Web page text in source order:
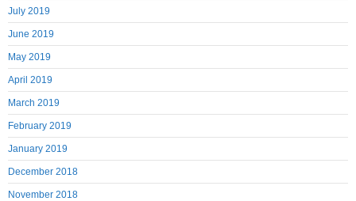
July 2019
June 2019
May 2019
April 2019
March 2019
February 2019
January 2019
December 2018
November 2018